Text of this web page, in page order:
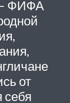
– ФИФА
от
себя